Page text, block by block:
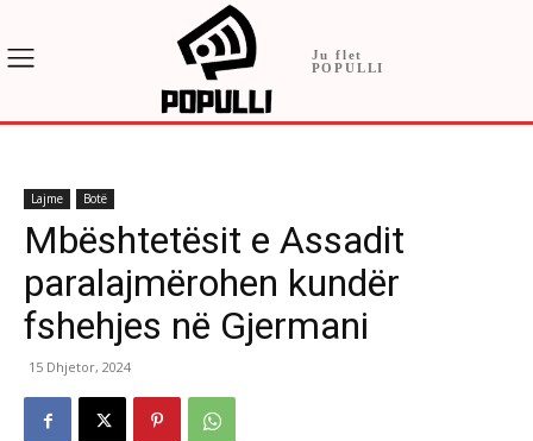
Ju flet
POPULLI
Lajme Botë
Mbështetësit e Assadit
paralajmërohen kundër
fshehjes në Gjermani
15 Dhjetor, 2024